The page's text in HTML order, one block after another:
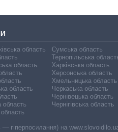
область
область
область
область
Сумська область
Тернопільська
Харківська область
Херсонська область
Хмельницька область
Черкаська область
Чернівецька область
Чернігівська область
гіперпосилання) на